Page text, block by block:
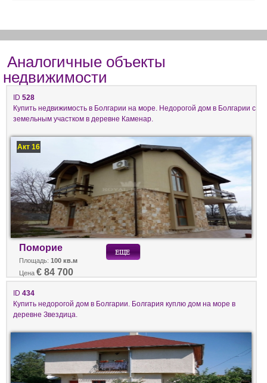
Аналогичные объекты
недвижимости
ID 528
Купить недвижимость в Болгарии на море. Недорогой дом в Болгарии с
земельным участком в деревне Каменар.
Акт 16
Поморие
Площадь: 100 кв.м
Цена € 84 700
ID 434
Купить недорогой дом в Болгарии. Болгария куплю дом на море в
деревне Звездица.